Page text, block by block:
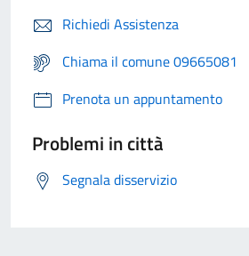
Richiedi Assistenza
Chiama il comune 09665081
Prenota un appuntamento
Problemi in città
Segnala disservizio